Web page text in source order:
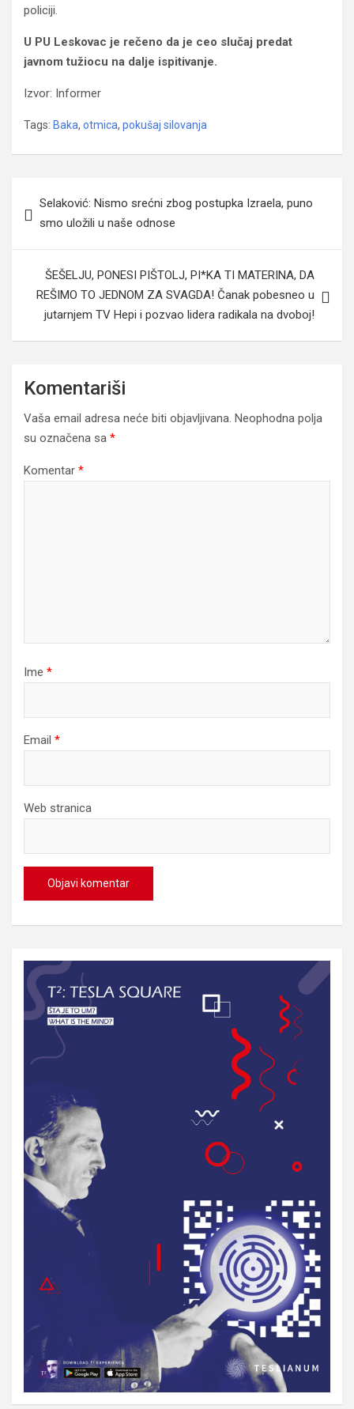
policiji.
U PU Leskovac je rečeno da je ceo slučaj predat
javnom tužiocu na dalje ispitivanje.
Izvor: Informer
Tags: Baka, otmica, pokušaj silovanja
članaka
Selaković: Nismo srećni zbog postupka Izraela, puno
smo uložili u naše odnose
ŠEŠELJU, PONESI PIŠTOLJ, PI*KA TI MATERINA, DA
REŠIMO TO JEDNOM ZA SVAGDA! Čanak pobesneo u
jutarnjem TV Hepi i pozvao lidera radikala na dvoboj!
Komentariši
Vaša email adresa neće biti objavljivana. Neophodna polja
su označena sa *
Komentar *
Ime *
Email *
Web stranica